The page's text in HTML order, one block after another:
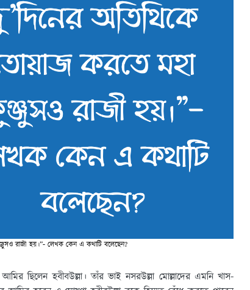
রাজী হয়।”- লেখক কেন এ কথাটি বলেছেন?
ছিলেন হবীবউল্লা। তাঁর ভাই নসরউল্লা মোল্লাদের এমনি খাস-